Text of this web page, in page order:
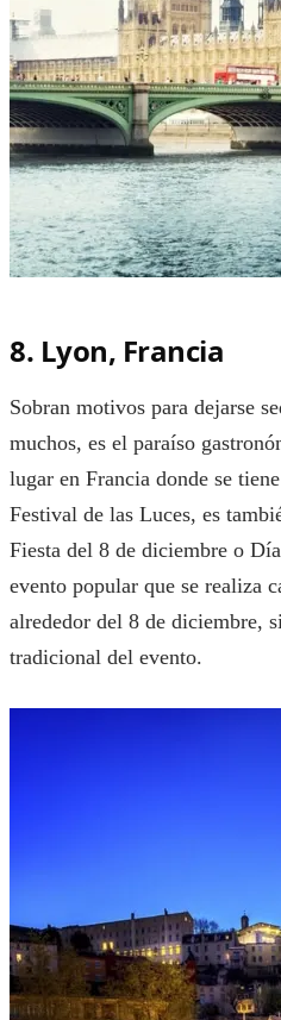
8. Lyon, Francia
Sobran motivos para dejarse
muchos, es el paraíso
lugar en Francia donde se
Festival de las Luces, es
Fiesta del 8 de diciembre o
evento popular que se realiza
alrededor del 8 de diciembre,
tradicional del evento.